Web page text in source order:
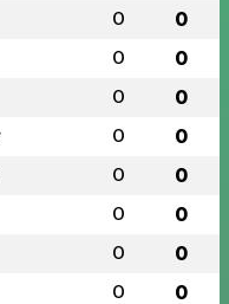
0 0
0 0
0 0
0 0
0 0
0 0
0 0
0 0